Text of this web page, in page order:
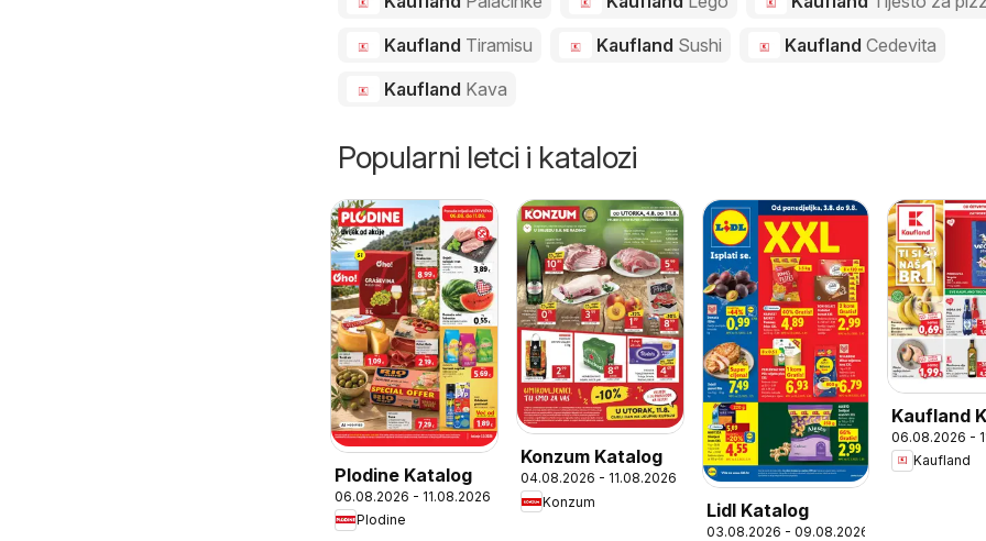
Kaufland Tiramisu Kaufland Sushi KauflandCedevita
Kaufland Kava
Popularni letci i katalozi
Plodine Katalog
06.08.2026 - 11.08.2026
Plodine
Konzum Katalog
04.08.2026 - 11.08.2026
Konzum
Lidl Katalog
03.08.2026 - 09.08.2026
Kaufland
06.08.2026 -
Kaufland